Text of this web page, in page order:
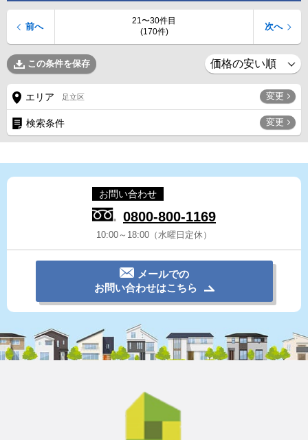
21〜30件目
(170件)
前へ 次へ
この条件を保存
エリア 足立区 変更
検索条件 変更
お問い合わせ
0800-800-1169
10:00～18:00（水曜日定休）
メールでの
お問い合わせはこちら